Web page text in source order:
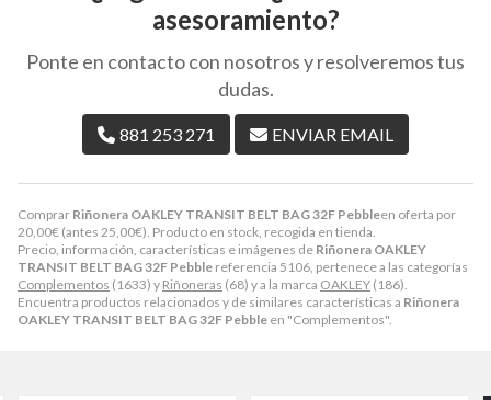
Comprar Riñonera OAKLEY TRANSIT BELT BAG 32F Pebbleen oferta por
20,00€ (antes 25,00€). Producto en stock, recogida en tienda.
Precio, información, características e imágenes de Riñonera OAKLEY
TRANSIT BELT BAG 32F Pebble referencia 5106, pertenece a las categorías
Complementos (1633) y Riñoneras (68) y a la marca OAKLEY (186).
Encuentra productos relacionados y de similares características a Riñonera
OAKLEY TRANSIT BELT BAG 32F Pebble en "Complementos".
asesoramiento?
Ponte en contacto con nosotros y resolveremos tus
dudas.
881 253 271 ENVIAR EMAIL